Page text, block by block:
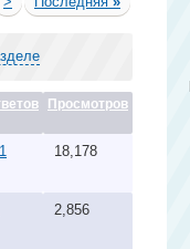
Просмотров
18,178
2,856